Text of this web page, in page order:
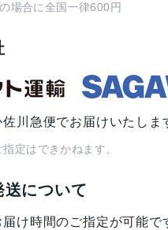
場合に全国一律600円
川急便でお届けいたしま
定はできかねます。
送について
け時間のご指定が可能で